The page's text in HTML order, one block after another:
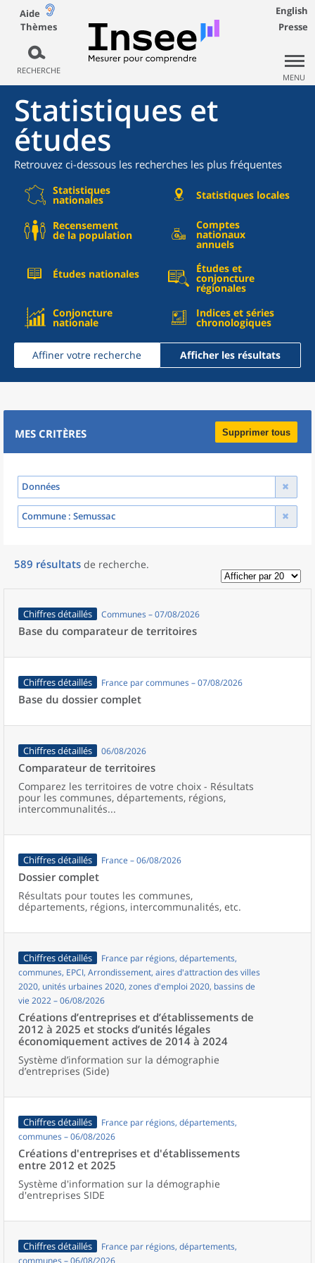
Aide
Thèmes
RECHERCHE
English
Presse
MENU
Statistiques et
études
Retrouvez ci-dessous les recherches les plus fréquentes
Statistiques
nationales Statistiques locales
Recensement
de la population
Comptes
nationaux
annuels
Études nationales Études et
conjoncture
régionales
Conjoncture
nationale
Indices et séries
chronologiques
Affiner votre recherche Afficher les résultats
MES CRITÈRES Supprimer tous
Données
Commune : Semussac
589 résultats de recherche.
Chiffres détaillés Communes – 07/08/2026
Base du comparateur de territoires
Chiffres détaillés France par communes – 07/08/2026
Base du dossier complet
Chiffres détaillés 06/08/2026
Comparateur de territoires
Comparez les territoires de votre choix - Résultats
pour les communes, départements, régions,
intercommunalités...
Chiffres détaillés France – 06/08/2026
Dossier complet
Résultats pour toutes les communes,
départements, régions, intercommunalités, etc.
Chiffres détaillés
France par régions, départements,
communes, EPCI, Arrondissement, aires d'attraction des villes
2020, unités urbaines 2020, zones d'emploi 2020, bassins de
vie 2022 – 06/08/2026
Créations d’entreprises et d’établissements de
2012 à 2025 et stocks d’unités légales
économiquement actives de 2014 à 2024
Système d’information sur la démographie
d’entreprises (Side)
Chiffres détaillés
France par régions, départements,
communes – 06/08/2026
Créations d'entreprises et d'établissements
entre 2012 et 2025
Système d'information sur la démographie
d'entreprises SIDE
Chiffres détaillés
France par régions, départements,
communes – 06/08/2026